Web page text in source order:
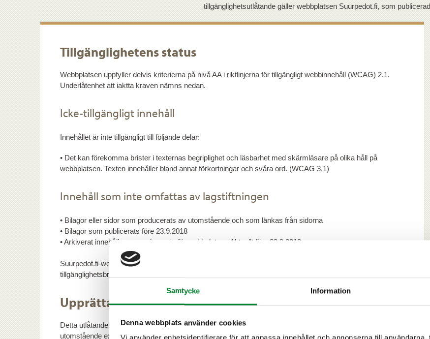
Samtycke Information
Denna webbplats använder cookies
tillgänglighetsutlåtande gäller webbplatsen Suurpedot.fi, som
Tillgänglighetens status
Webbplatsen uppfyller delvis kriterierna på nivå AA i riktlinjerna för tillgängligt webbinnehåll (WCAG) 2.1.
Underlåtenhet att iaktta kraven nämns nedan.
Icke-tillgängligt innehåll
Innehållet är inte tillgängligt till följande delar:
• Det kan förekomma brister i texternas begriplighet och läsbarhet med skärmläsare på olika håll på
webbplatsen. Texten innehåller bland annat förkortningar och svåra ord. (WCAG 3.1)
Innehåll som inte omfattas av lagstiftningen
• Bilagor eller sidor som producerats av utomstående och som länkas från sidorna
• Bilagor som publicerats före 23.9.2018
• Arkiverat innehåll som producerats för webbplatsen Aktuellt före 23.9.2019
Suurpedot.fi-webbplatsen förnyas helt och hållet. Den nya webbplatsen publiceras år 2027. Alla
tillgänglighetsbrister åtgärdas i samband med förnyelsen.
Upprättandet av detta tillgänglighetsutlåtande
Detta utlåtande har upprättats 23.9.2020. Bedömningen grundar sig på en självutvärdering och en
utomstående experts bedömning.